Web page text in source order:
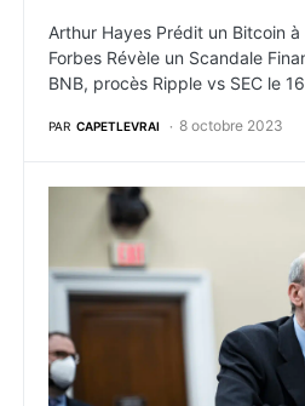
Arthur Hayes Prédit un Bitcoin
Forbes Révèle un Scandale
BNB, procès Ripple vs SEC le
PAR CAPETLEVRAI 8 octobre 2023
Les parlementaires